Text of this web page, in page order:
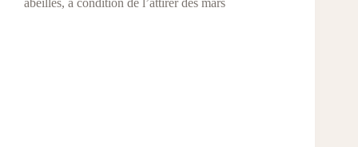
abeilles, à condition de l’attirer dès mars